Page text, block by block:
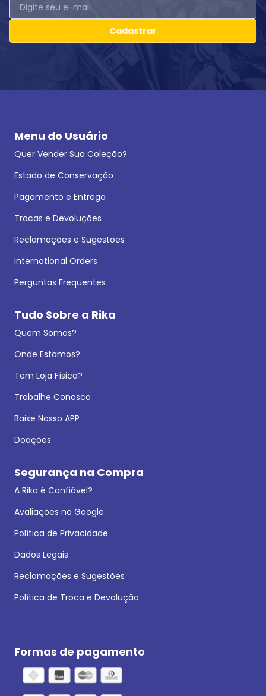
Cadastrar
Menu do Usuário
Quer Vender Sua Coleção?
Estado de Conservação
Pagamento e Entrega
Trocas e Devoluções
Reclamações e Sugestões
International Orders
Perguntas Frequentes
Tudo Sobre a Rika
Quem Somos?
Onde Estamos?
Tem Loja Física?
Trabalhe Conosco
Baixe Nosso APP
Doações
Segurança na Compra
A Rika é Confiável?
Avaliações no Google
Política de Privacidade
Dados Legais
Reclamações e Sugestões
Política de Troca e Devolução
Formas de pagamento